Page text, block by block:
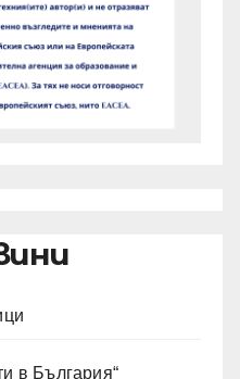
в България“